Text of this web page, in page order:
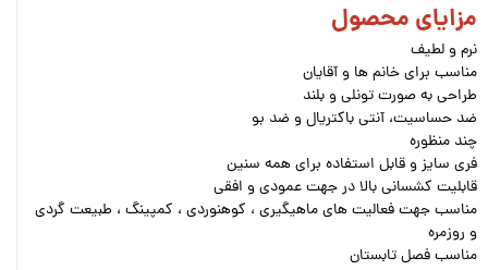
مزایای محصول
نرم و لطیف
مناسب برای خانم ها و آقایان
طراحی به صورت تونلی و بلند
ضد حساسیت، آنتی باکتریال و ضد بو
چند منظوره
فری سایز و قابل استفاده برای همه سنین
قابلیت کشسانی بالا در جهت عمودی و افقی
مناسب جهت فعالیت های ماهیگیری ، کوهنوردی ، کمپینگ ، طبیعت گردی
و روزمره
مناسب فصل تابستان